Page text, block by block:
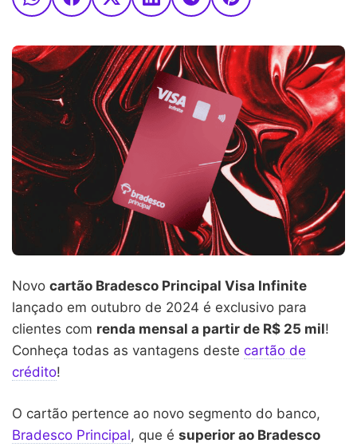
Novo cartão Bradesco Principal Visa Infinite
lançado em outubro de 2024 é exclusivo para
clientes com renda mensal a partir de R$ 25 mil!
Conheça todas as vantagens deste cartão de
crédito!
O cartão pertence ao novo segmento do banco,
Bradesco Principal, que é superior ao Bradesco